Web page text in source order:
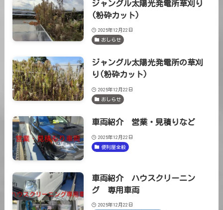
ジャングル太陽光発電所草刈り
(粉砕カット)
2025年12月22日
おしらせ
ジャングル太陽光発電所の草刈
り(粉砕カット)
2025年12月22日
おしらせ
車両紹介 営業・見積りなど
2025年12月22日
便利屋全般
車両紹介 ハウスクリーニン
グ 専用車両
2025年12月22日